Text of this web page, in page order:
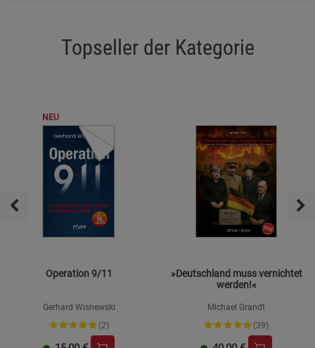
Topseller der Kategorie
NEU
Operation 9/11
Gerhard Wisnewski
(2)
»Deutschland muss vernichtet
werden!«
Michael Grandt
(39)